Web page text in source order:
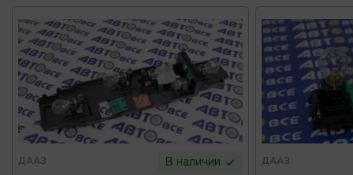
ДААЗ В наличии ДААЗ